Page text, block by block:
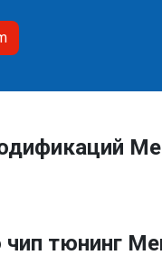
тюнинг